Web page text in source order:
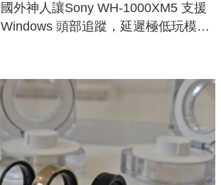
國外神人讓Sony WH-1000XM5 支援
Windows 頭部追蹤，延遲極低玩模擬